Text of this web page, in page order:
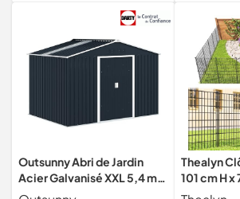
Outsunny Abri de Jardin
Acier Galvanisé XXL 5,4 m²
277x195x192cm Gris Foncé
Thealyn
101 cm H x
panneaux